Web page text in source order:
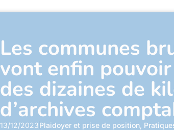
Les communes
vont enfin
des dizaines de
d’archives
13/12/2023Plaidoyer et prise de position